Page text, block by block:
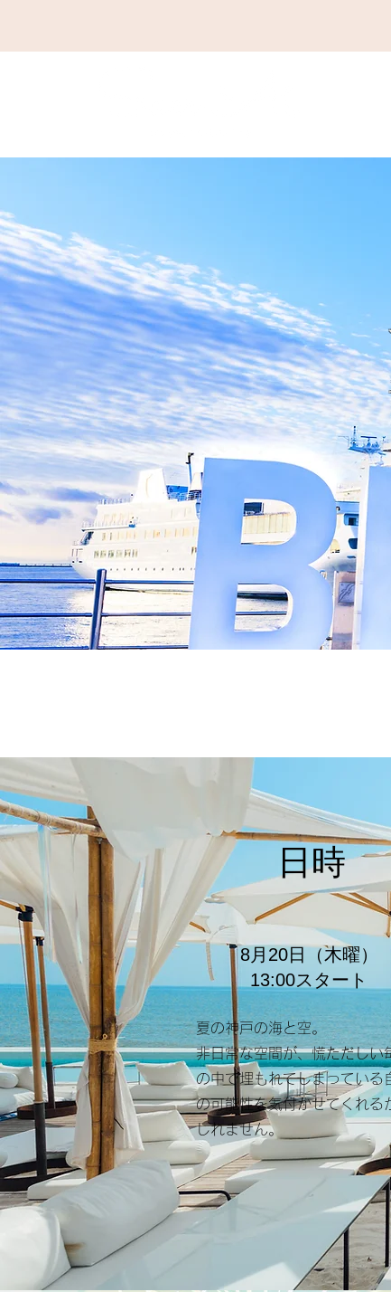
​日時
​8月20日（木曜）
​13:00スタート
夏の神戸の海と空。
非日常な空間が、慌ただしい
の中で埋もれてしまっている
の可能性を気付かせてくれる
しれません。